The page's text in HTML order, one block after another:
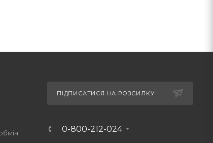
ПІДПИСАТИСЯ НА РОЗСИЛКУ
0-800-212-024